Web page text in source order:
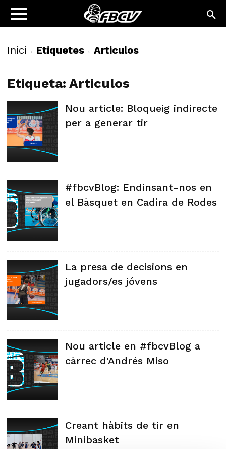
Inici Etiquetes Articulos
Etiqueta: Articulos
Nou article: Bloqueig indirecte
per a generar tir
#fbcvBlog: Endinsant-nos en
el Bàsquet en Cadira de Rodes
La presa de decisions en
jugadors/es jóvens
Nou article en #fbcvBlog a
càrrec d'Andrés Miso
Creant hàbits de tir en
Minibasket